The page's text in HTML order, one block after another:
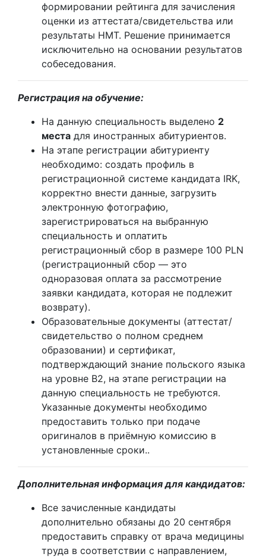
формировании рейтинга для зачисления
оценки из аттестата/свидетельства или
результаты НМТ. Решение принимается
исключительно на основании результатов
собеседования.
Регистрация на обучение:
На данную специальность выделено 2
места для иностранных абитуриентов.
На этапе регистрации абитуриенту
необходимо: создать профиль в
регистрационной системе кандидата IRK,
корректно внести данные, загрузить
электронную фотографию,
зарегистрироваться на выбранную
специальность и оплатить
регистрационный сбор в размере 100 PLN
(регистрационный сбор — это
одноразовая оплата за рассмотрение
заявки кандидата, которая не подлежит
возврату).
Образовательные документы (аттестат/
свидетельство о полном среднем
образовании) и сертификат,
подтверждающий знание польского языка
на уровне B2, на этапе регистрации на
данную специальность не требуются.
Указанные документы необходимо
предоставить только при подаче
оригиналов в приёмную комиссию в
установленные сроки..
Дополнительная информация для кандидатов:
Все зачисленные кандидаты
дополнительно обязаны до 20 сентября
предоставить справку от врача медицины
труда в соответствии с направлением,